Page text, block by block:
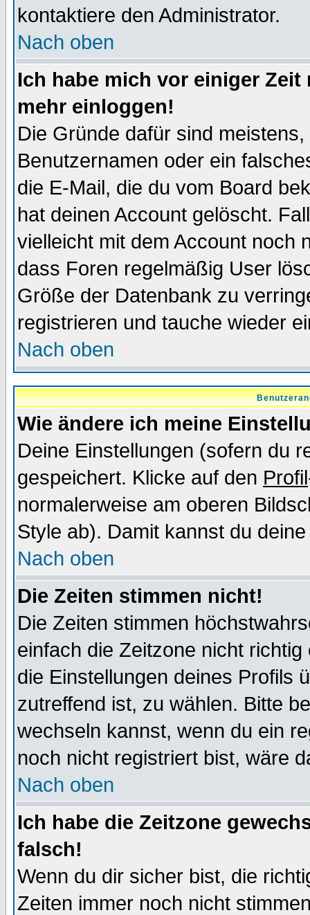
kontaktiere den Administrator.
Nach oben
Ich habe mich vor einiger
mehr einloggen!
Die Gründe dafür sind
Benutzernamen oder ein
die E-Mail, die du vom Board
hat deinen Account gelöscht.
vielleicht mit dem Account noch
dass Foren regelmäßig User
Größe der Datenbank zu
registrieren und tauche wieder
Nach oben
Wie ändere ich meine
Deine Einstellungen (sofern du
gespeichert. Klicke auf den Profil
normalerweise am oberen
Style ab). Damit kannst du
Nach oben
Die Zeiten stimmen nicht!
Die Zeiten stimmen
einfach die Zeitzone nicht
die Einstellungen deines Profils
zutreffend ist, zu wählen. Bitte
wechseln kannst, wenn du ein
noch nicht registriert bist, wäre
Nach oben
Ich habe die Zeitzone
falsch!
Wenn du dir sicher bist, die
Zeiten immer noch nicht